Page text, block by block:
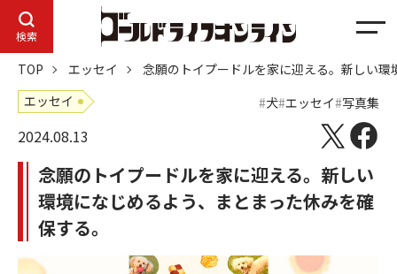
検索
メ
ニ
ュ
ー
TOP エッセイ
念願のトイプードルを家に迎える。新しい
エッセイ
犬 エッセイ 写真集
2024.08.13
念願のトイプードルを家に迎える。新しい
環境になじめるよう、まとまった休みを確
保する。